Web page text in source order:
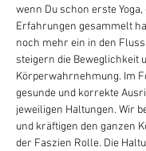
wenn Du schon erste Yoga,
Erfahrungen gesammelt
noch mehr ein in den
steigern die Beweglichkeit
Körperwahrnehmung. Im
gesunde und korrekte
jeweiligen Haltungen. Wir
und kräftigen den ganzen
der Faszien Rolle. Die